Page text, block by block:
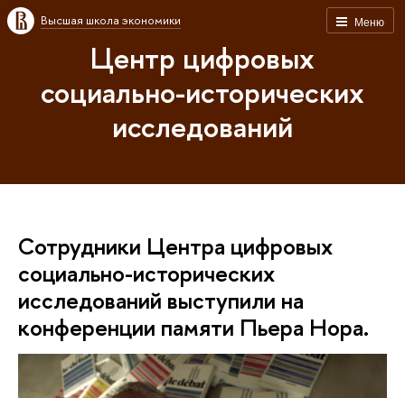
Меню
Высшая школа экономики
Центр цифровых
социально-исторических
исследований
Сотрудники Центра цифровых
социально-исторических
исследований выступили на
конференции памяти Пьера Нора.